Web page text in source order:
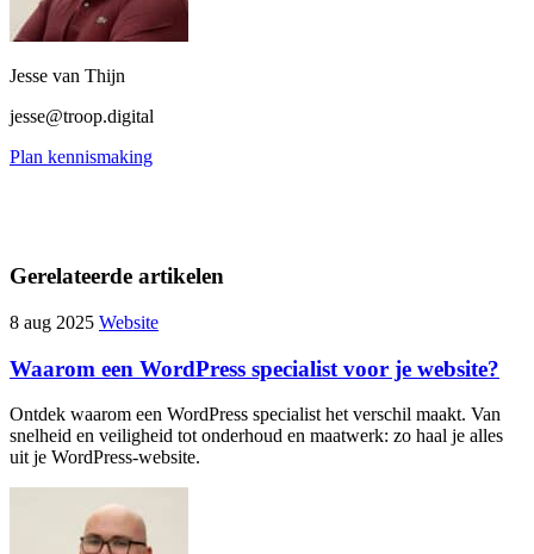
Jesse van Thijn
jesse@troop.digital
Plan kennismaking
Gerelateerde artikelen
8 aug 2025 Website
Waarom een WordPress specialist voor je website?
Ontdek waarom een WordPress specialist het verschil maakt. Van
snelheid en veiligheid tot onderhoud en maatwerk: zo haal je alles
uit je WordPress-website.